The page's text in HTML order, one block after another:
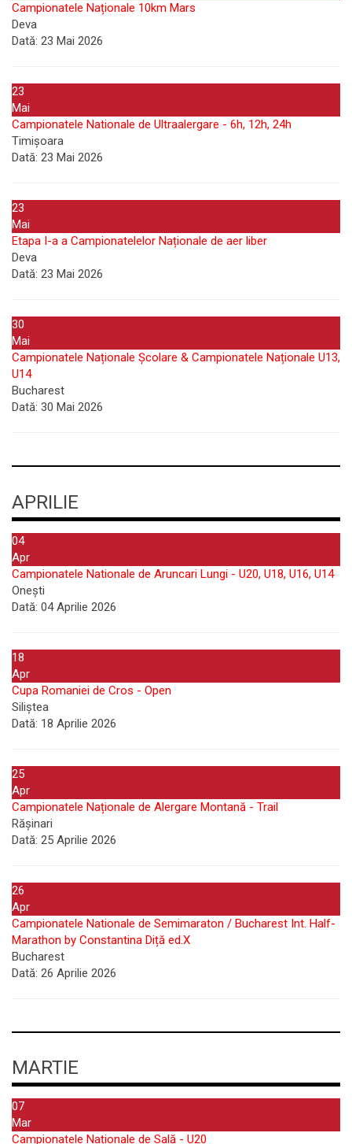
Campionatele Naționale 10km Mars
Deva
Dată: 23 Mai 2026
23
Mai
Campionatele Nationale de Ultraalergare - 6h, 12h, 24h
Timișoara
Dată: 23 Mai 2026
23
Mai
Etapa I-a a Campionatelelor Naționale de aer liber
Deva
Dată: 23 Mai 2026
30
Mai
Campionatele Naționale Școlare & Campionatele Naționale U13,
U14
Bucharest
Dată: 30 Mai 2026
APRILIE
04
Apr
Campionatele Nationale de Aruncari Lungi - U20, U18, U16, U14
Onești
Dată: 04 Aprilie 2026
18
Apr
Cupa Romaniei de Cros - Open
Siliștea
Dată: 18 Aprilie 2026
25
Apr
Campionatele Naționale de Alergare Montană - Trail
Rășinari
Dată: 25 Aprilie 2026
26
Apr
Campionatele Nationale de Semimaraton / Bucharest Int. Half-
Marathon by Constantina Diță ed.X
Bucharest
Dată: 26 Aprilie 2026
MARTIE
07
Mar
Campionatele Naționale de Sală - U20